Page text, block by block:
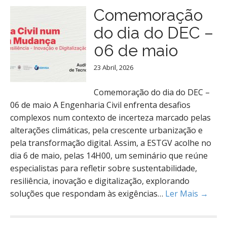
Comemoração
do dia do DEC –
06 de maio
23 Abril, 2026
Comemoração do dia do DEC –
06 de maio A Engenharia Civil enfrenta desafios
complexos num contexto de incerteza marcado pelas
alterações climáticas, pela crescente urbanização e
pela transformação digital. Assim, a ESTGV acolhe no
dia 6 de maio, pelas 14H00, um seminário que reúne
especialistas para refletir sobre sustentabilidade,
resiliência, inovação e digitalização, explorando
soluções que respondam às exigências… Ler Mais →